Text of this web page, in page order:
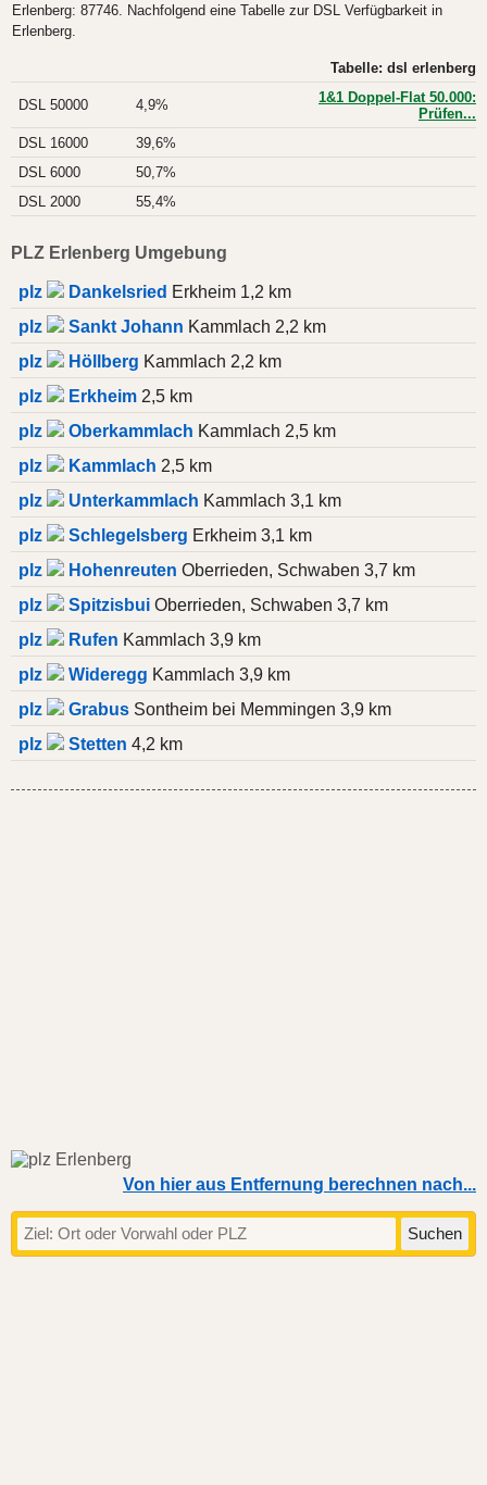
Erlenberg: 87746. Nachfolgend eine Tabelle zur DSL Verfügbarkeit in
Erlenberg.
Tabelle: dsl erlenberg
DSL 50000 4,9%
1&1 Doppel-Flat 50.000:
Prüfen...
DSL 16000
39,6%
DSL 6000
50,7%
DSL 2000
55,4%
PLZ Erlenberg Umgebung
plz Dankelsried Erkheim 1,2 km
plz
Sankt Johann Kammlach 2,2 km
plz
Höllberg Kammlach 2,2 km
plz
Erkheim 2,5 km
plz
Oberkammlach Kammlach 2,5 km
plz
Kammlach 2,5 km
plz
Unterkammlach Kammlach 3,1 km
plz
Schlegelsberg Erkheim 3,1 km
plz
Hohenreuten Oberrieden, Schwaben 3,7 km
plz
Spitzisbui Oberrieden, Schwaben 3,7 km
plz
Rufen Kammlach 3,9 km
plz
Wideregg Kammlach 3,9 km
plz
Grabus Sontheim bei Memmingen 3,9 km
plz
Stetten 4,2 km
Von hier aus Entfernung berechnen nach...